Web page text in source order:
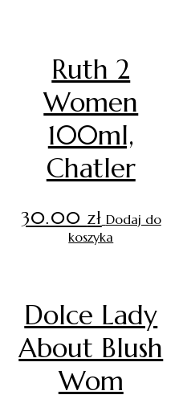
Ruth 2
Women
100ml,
Chatler
30.00 zł Dodaj do
koszyka
Dolce Lady
About Blush
Wom